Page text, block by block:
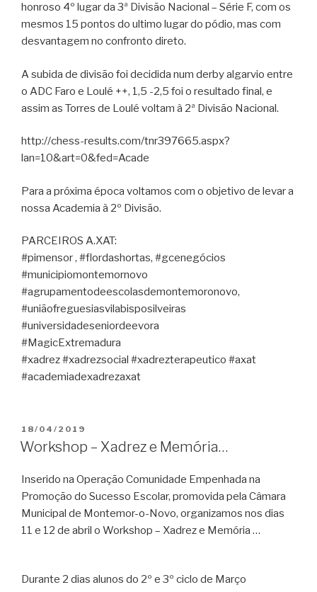
honroso 4º lugar da 3ª Divisão Nacional – Série F, com os
mesmos 15 pontos do ultimo lugar do pódio, mas com
desvantagem no confronto direto.
A subida de divisão foi decidida num derby algarvio entre
o ADC Faro e Loulé ++, 1,5 -2,5 foi o resultado final, e
assim as Torres de Loulé voltam à 2ª Divisão Nacional.
http://chess-results.com/tnr397665.aspx?
lan=10&art=0&fed=Acade
Para a próxima época voltamos com o objetivo de levar a
nossa Academia à 2º Divisão.
PARCEIROS A.XAT:
#pimensor , #flordashortas, #gcenegócios
#municipiomontemornovo
#agrupamentodeescolasdemontemoronovo,
#uniãofreguesiasvilabisposilveiras
#universidadeseniordeevora
#MagicExtremadura
#xadrez #xadrezsocial #xadrezterapeutico #axat
#academiadexadrezaxat
PUBLICADO
EM
18/04/2019
Workshop – Xadrez e Memória…
Inserido na Operação Comunidade Empenhada na
Promoção do Sucesso Escolar, promovida pela Câmara
Municipal de Montemor-o-Novo, organizamos nos dias
11 e 12 de abril o Workshop – Xadrez e Memória …
Durante 2 dias alunos do 2º e 3º ciclo de Março